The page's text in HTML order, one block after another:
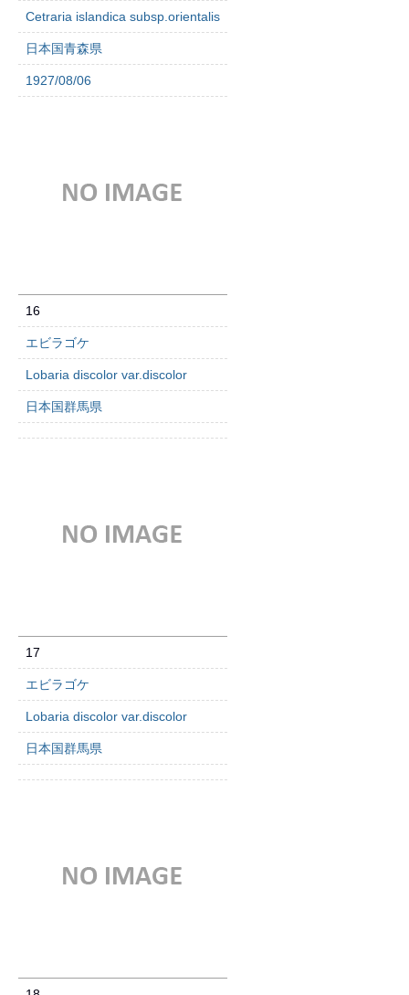
Cetraria islandica subsp.orientalis
日本国青森県
1927/08/06
16
エビラゴケ
Lobaria discolor var.discolor
日本国群馬県
17
エビラゴケ
Lobaria discolor var.discolor
日本国群馬県